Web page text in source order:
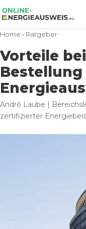
Home › Ratgeber
Vorteile
Bestellung
André Laube |
zertifizierter